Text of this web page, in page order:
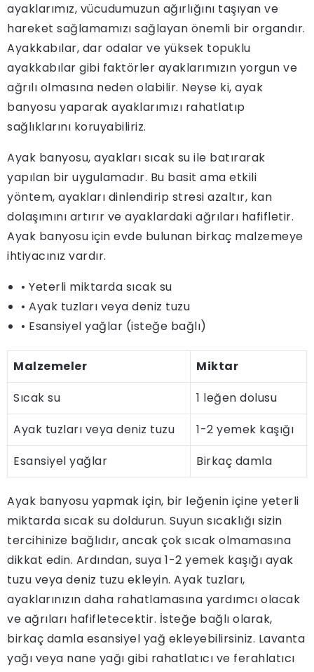
ayaklarımız, vücudumuzun ağırlığını taşıyan ve
hareket sağlamamızı sağlayan önemli bir organdır.
Ayakkabılar, dar odalar ve yüksek topuklu
ayakkabılar gibi faktörler ayaklarımızın yorgun ve
ağrılı olmasına neden olabilir. Neyse ki, ayak
banyosu yaparak ayaklarımızı rahatlatıp
sağlıklarını koruyabiliriz.
Ayak banyosu, ayakları sıcak su ile batırarak
yapılan bir uygulamadır. Bu basit ama etkili
yöntem, ayakları dinlendirip stresi azaltır, kan
dolaşımını artırır ve ayaklardaki ağrıları hafifletir.
Ayak banyosu için evde bulunan birkaç malzemeye
ihtiyacınız vardır.
• Yeterli miktarda sıcak su
• Ayak tuzları veya deniz tuzu
• Esansiyel yağlar (isteğe bağlı)
Malzemeler
Miktar
Sıcak su
1 leğen dolusu
Ayak tuzları veya deniz tuzu
1-2 yemek kaşığı
Esansiyel yağlar
Birkaç damla
Ayak banyosu yapmak için, bir leğenin içine yeterli
miktarda sıcak su doldurun. Suyun sıcaklığı sizin
tercihinize bağlıdır, ancak çok sıcak olmamasına
dikkat edin. Ardından, suya 1-2 yemek kaşığı ayak
tuzu veya deniz tuzu ekleyin. Ayak tuzları,
ayaklarınızın daha rahatlamasına yardımcı olacak
ve ağrıları hafifletecektir. İsteğe bağlı olarak,
birkaç damla esansiyel yağ ekleyebilirsiniz. Lavanta
yağı veya nane yağı gibi rahatlatıcı ve ferahlatıcı